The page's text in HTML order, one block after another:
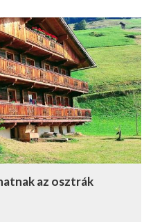
az osztrák